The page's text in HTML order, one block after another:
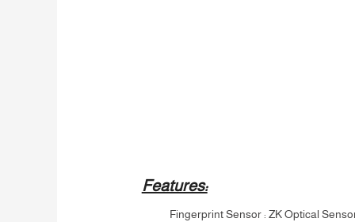
Features:
Fingerprint Sensor : ZK Optical